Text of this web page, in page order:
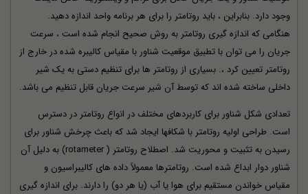
وجود دارد. بنابراین ، باید روتامتر را برای هر برنامه واحد اندازه دهید.
هنگامی که اندازه گیری روتامتر به روش صحیح انجام شده است ، سرعت
جریان را می توان با تطبیق موقعیت شناور با مقیاس کالیبره شده در خارج از
روتامتر تعیین کرد ،. بسیاری از روتامتر ها برای تنظیم دستی به یک شیر
داخلی ساخته شده اند که توسط آن شیر سرعت جریان قابل تنظیم می باشد.
تعدادی شکل شناور برای کاربردهای مختلف در انواع روتامتر در دسترس
است. طراحی اولیه روتامتر با شکافها ایجاد شد که باعث چرخش شناور برای
رسیدن به تثبیت و محوریت شد. اصطلاح روتامتر ( rotameter) به دلیل آن
شناور دوار ابداع شده است. روتامترها معمولاً داده های کالیبراسیون و
مقیاس خواندن مستقیم برای هوا یا آب (یا هر دو) را دارند. برای اندازه گیری